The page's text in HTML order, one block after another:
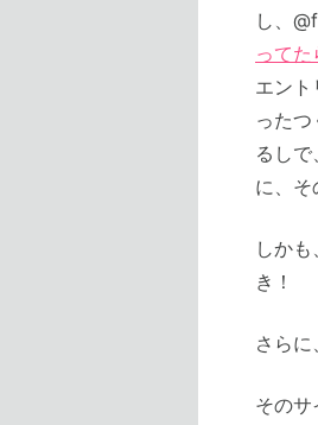
し、
って
エント
った
るし
に、そ
しか
き！
さら
そのサ